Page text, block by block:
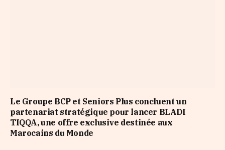
Le Groupe BCP et Seniors Plus concluent un
partenariat stratégique pour lancer BLADI
TIQQA, une offre exclusive destinée aux
Marocains du Monde